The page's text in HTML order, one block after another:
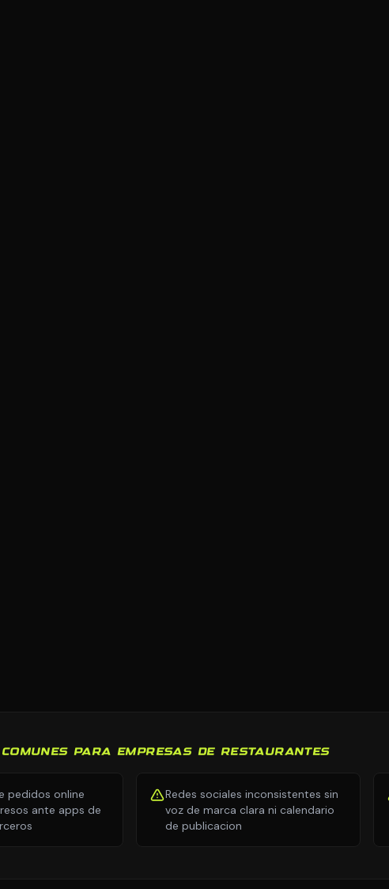
PARA EMPRESAS DE RESTAURANTES
pedidos online
ante apps de
Redes sociales inconsistentes sin
voz de marca clara ni calendario
de publicacion